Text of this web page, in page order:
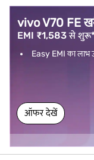
vivo V70 FE
EMI ₹1,583 से
Easy EMI का लाभ
ऑफर देखें